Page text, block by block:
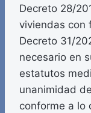
Decreto 28/
viviendas con
Decreto 31/
necesario en
estatutos
unanimidad
conforme a lo